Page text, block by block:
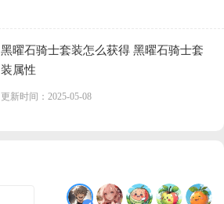
黑曜石骑士套装怎么获得 黑曜石骑士套
装属性
更新时间：2025-05-08